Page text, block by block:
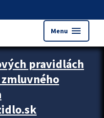
Menu menu
pravidlách